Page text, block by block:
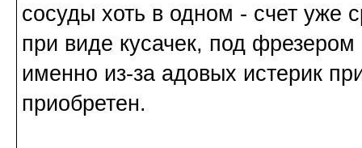
сосуды хоть в одном - счет уже
при виде кусачек, под
именно из-за адовых истерик
приобретен.